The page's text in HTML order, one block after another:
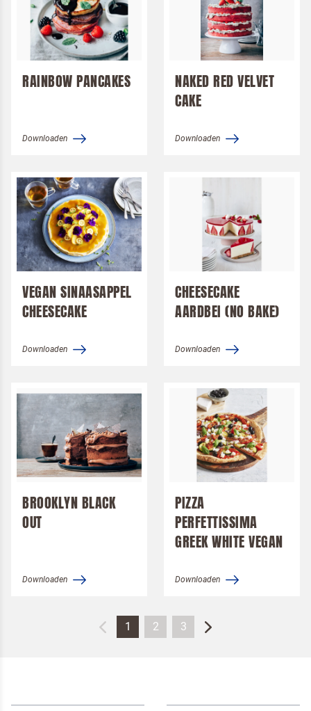
RAINBOW PANCAKES
Downloaden
NAKED RED VELVET
CAKE
Downloaden
VEGAN SINAASAPPEL
CHEESECAKE
Downloaden
CHEESECAKE
AARDBEI (NO BAKE)
Downloaden
BROOKLYN BLACK
OUT
Downloaden
PIZZA
PERFETTISSIMA
GREEK WHITE VEGAN
Downloaden
1 2 3